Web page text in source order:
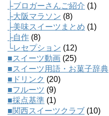
├ブロガーさんご紹介 (1)
├大阪マラソン (8)
├美味スイーツまとめ (1)
├自作 (8)
└レセプション (12)
■スイーツ動画 (25)
■スイーツ用語・お菓子辞典
■ドリンク (20)
■フルーツ (9)
■採点基準 (1)
■関西スイーツクラブ (10)